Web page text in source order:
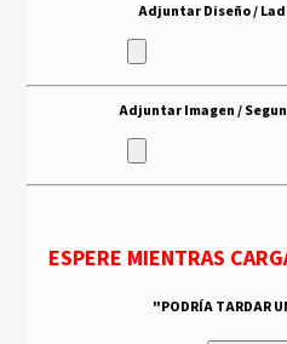
Adjuntar Diseño /
Adjuntar Imagen /
ESPERE MIENTRAS
"PODRÍA TARDAR